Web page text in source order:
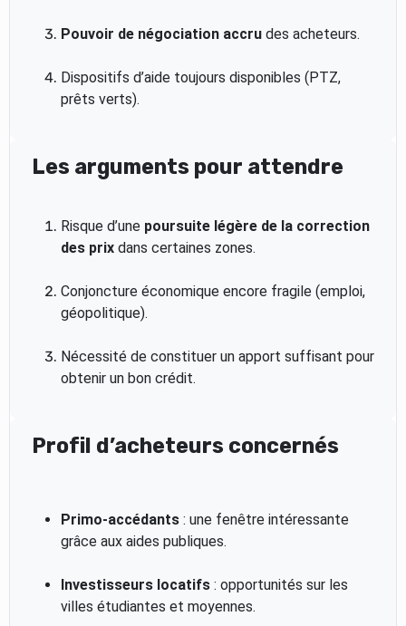
Pouvoir de négociation accrudes acheteurs.
Dispositifs d’aide toujours disponibles (PTZ,
prêts verts).
Les arguments pour attendre
Risque d’une poursuite légère de la correction
des prixdans certaines zones.
Conjoncture économique encore fragile (emploi,
géopolitique).
Nécessité de constituer un apport suffisant pour
obtenir un bon crédit.
Profil d’acheteurs concernés
Primo-accédants: une fenêtre intéressante
grâce aux aides publiques.
Investisseurs locatifs: opportunités sur les
villes étudiantes et moyennes.